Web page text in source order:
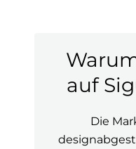
auf
Die